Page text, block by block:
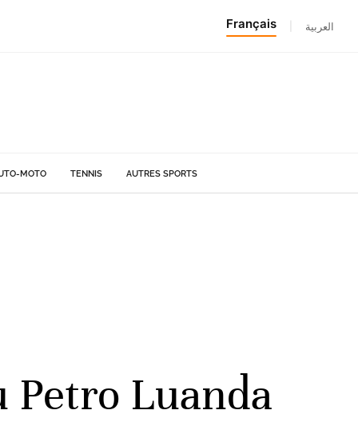
Français العربية
MOTO TENNIS AUTRES SPORTS
Petro Luanda